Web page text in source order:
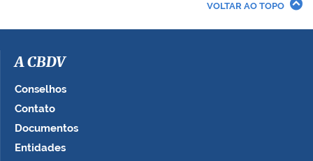
VOLTAR AO TOPO
A CBDV
Conselhos
Contato
Documentos
Entidades